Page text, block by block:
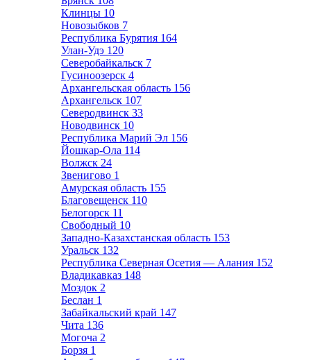
Клинцы 10
Новозыбков 7
Республика Бурятия 164
Улан-Удэ 120
Северобайкальск 7
Гусиноозерск 4
Архангельская область 156
Архангельск 107
Северодвинск 33
Новодвинск 10
Республика Марий Эл 156
Йошкар-Ола 114
Волжск 24
Звенигово 1
Амурская область 155
Благовещенск 110
Белогорск 11
Свободный 10
Западно-Казахстанская область 153
Уральск 132
Республика Северная Осетия — Алания 152
Владикавказ 148
Моздок 2
Беслан 1
Забайкальский край 147
Чита 136
Могоча 2
Борзя 1